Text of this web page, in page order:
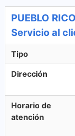
PUEBLO
Servicio al
Tipo
Dirección
Horario de
atención